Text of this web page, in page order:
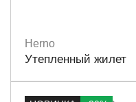
Размеры 42
Herno
Утепленный жилет